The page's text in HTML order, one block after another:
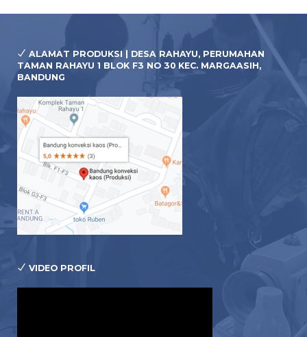
ALAMAT PRODUKSI | DESA RAHAYU, PERUMAHAN
TAMAN RAHAYU 1 BLOK F3 NO 30 KEC. MARGAASIH,
BANDUNG
VIDEO PROFIL